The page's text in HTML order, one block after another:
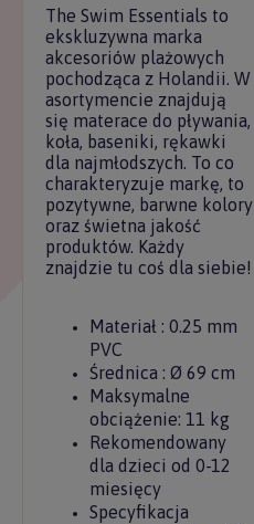
The Swim Essentials to
ekskluzywna marka
akcesoriów plażowych
pochodząca z Holandii. W
asortymencie znajdują
się materace do pływania,
koła, baseniki, rękawki
dla najmłodszych. To co
charakteryzuje markę, to
pozytywne, barwne kolory
oraz świetna jakość
produktów. Każdy
znajdzie tu coś dla siebie!
Materiał : 0.25 mm
PVC
Średnica : Ø 69 cm
Maksymalne
obciążenie: 11 kg
Rekomendowany
dla dzieci od 0-12
miesięcy
Specyfikacja